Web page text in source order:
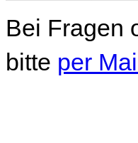
Bei Fragen
bitte per